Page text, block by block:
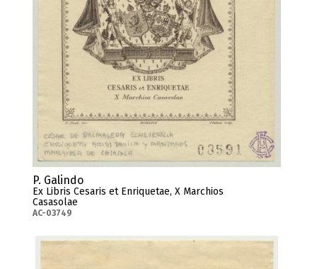
P. Galindo
Ex Libris Cesaris et Enriquetae, X Marchios
Casasolae
AC-03749